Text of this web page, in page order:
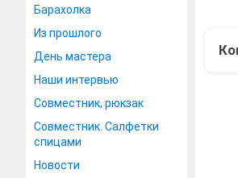
Барахолка
Из прошлого
День мастера
Наши интервью
Совместник, рюкзак
Совместник. Салфетки
спицами
Новости